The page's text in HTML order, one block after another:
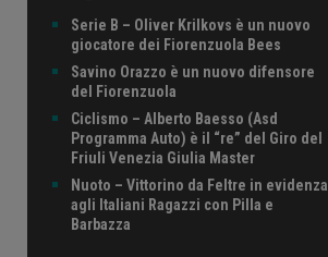
Serie B – Oliver Krilkovs è un nuovo
giocatore dei Fiorenzuola Bees
Savino Orazzo è un nuovo difensore
del Fiorenzuola
Ciclismo – Alberto Baesso (Asd
Programma Auto) è il “re” del Giro del
Friuli Venezia Giulia Master
Nuoto – Vittorino da Feltre in evidenza
agli Italiani Ragazzi con Pilla e
Barbazza